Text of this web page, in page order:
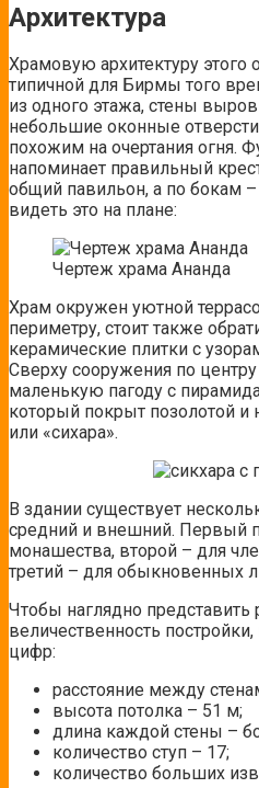
Архитектура
Храмовую архитектуру этого
типичной для Бирмы того
из одного этажа, стены
небольшие оконные
похожим на очертания огня.
напоминает правильный
общий павильон, а по бокам
видеть это на плане:
Чертеж храма Ананда
Храм окружен уютной
периметру, стоит также
керамические плитки с
Сверху сооружения по
маленькую пагоду с
который покрыт позолотой и
или «сихара».
В здании существует
средний и внешний. Первый
монашества, второй – для
третий – для обыкновенных
Чтобы наглядно
величественность
цифр:
расстояние между
высота потолка – 51 м;
длина каждой стены –
количество ступ – 17;
количество больших